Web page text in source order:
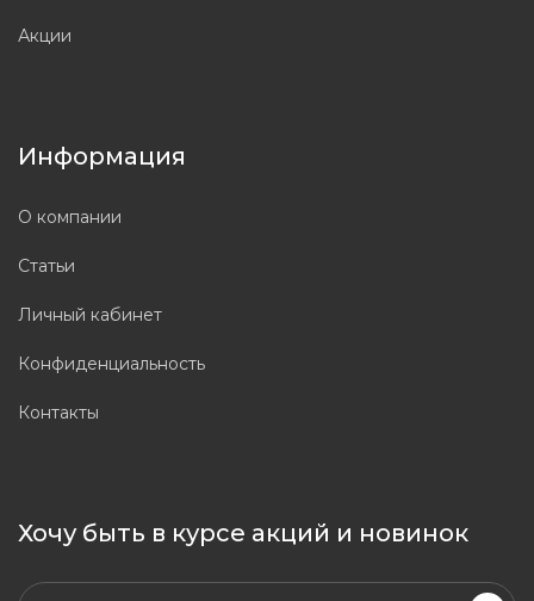
Акции
Информация
О компании
Статьи
Личный кабинет
Конфиденциальность
Контакты
Хочу быть в курсе акций и новинок